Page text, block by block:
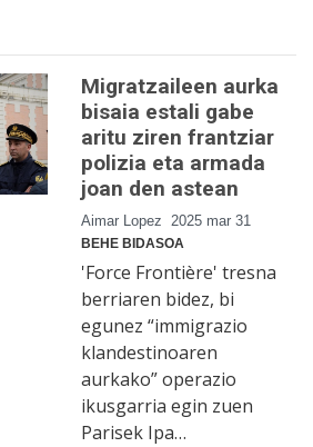
Migratzaileen aurka
bisaia estali gabe
aritu ziren frantziar
polizia eta armada
joan den astean
Aimar Lopez 2025 mar 31
BEHE BIDASOA
'Force Frontière' tresna
berriaren bidez, bi
egunez “immigrazio
klandestinoaren
aurkako” operazio
ikusgarria egin zuen
Parisek Ipa…